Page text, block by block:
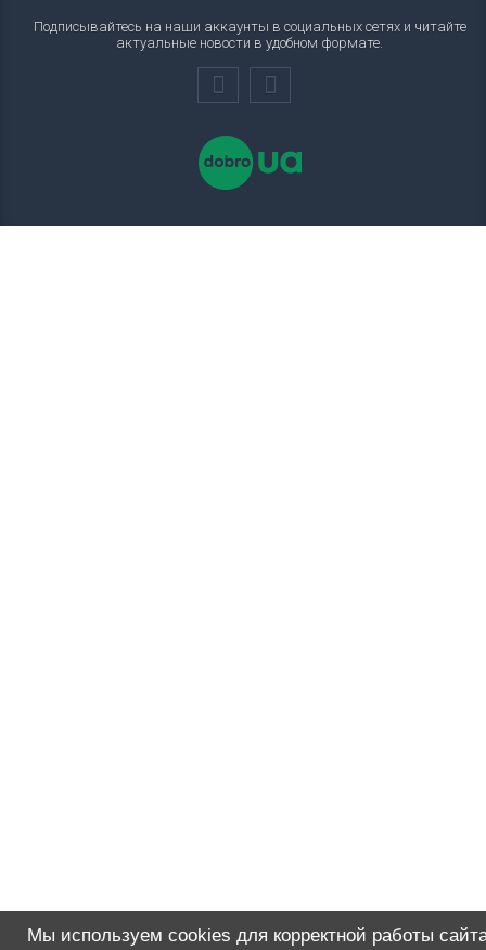
Подписывайтесь на наши аккаунты в социальных сетях и читайте
актуальные новости в удобном формате.
Мы используем cookies для корректной работы